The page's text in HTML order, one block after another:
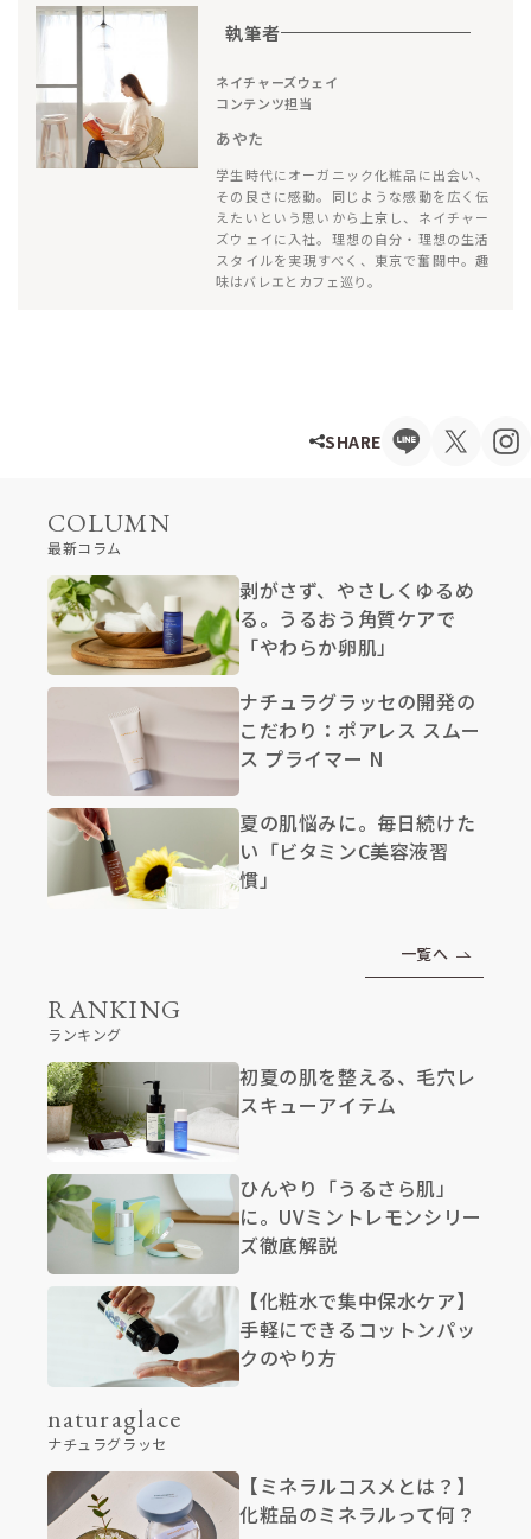
執筆者
ネイチャーズウェイ
コンテンツ担当
あやた
学生時代にオーガニック化粧品に出会い、
その良さに感動。同じような感動を広く伝
えたいという思いから上京し、ネイチャー
ズウェイに入社。理想の自分・理想の生活
スタイルを実現すべく、東京で奮闘中。趣
味はバレエとカフェ巡り。
SHARE
COLUMN
最新コラム
剥がさず、やさしくゆるめ
る。うるおう角質ケアで
「やわらか卵肌」
ナチュラグラッセの開発の
こだわり：ポアレス スムー
ス プライマー N
夏の肌悩みに。毎日続けた
い「ビタミンC美容液習
慣」
一覧へ
RANKING
ランキング
初夏の肌を整える、毛穴レ
スキューアイテム
ひんやり「うるさら肌」
に。UVミントレモンシリー
ズ徹底解説
【化粧水で集中保水ケア】
手軽にできるコットンパッ
クのやり方
naturaglace
ナチュラグラッセ
【ミネラルコスメとは？】
化粧品のミネラルって何？